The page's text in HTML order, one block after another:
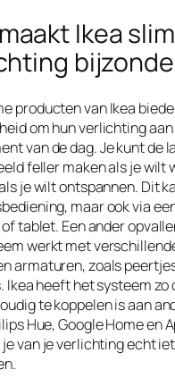
Ikea
producten van Ikea
om hun verlichting
van de dag. Je kunt de
feller maken als je wilt
je wilt ontspannen. Dit
maar ook via
tablet. Een ander
werkt met
armaturen, zoals
Ikea heeft het systeem
te koppelen is aan
Hue, Google Home en
je van je verlichting echt